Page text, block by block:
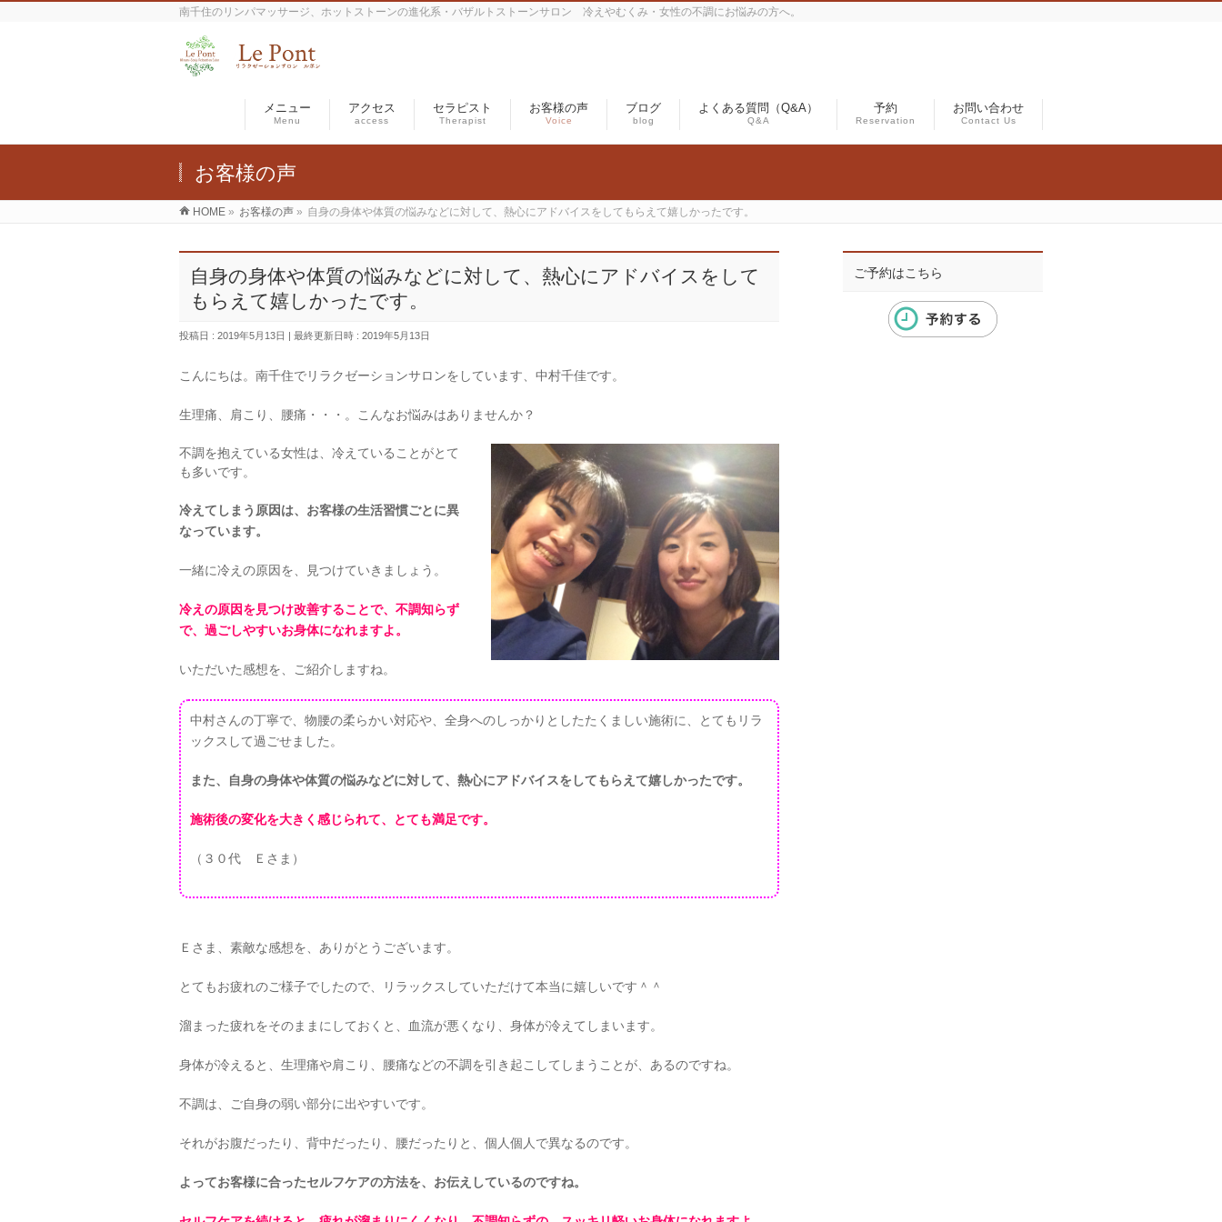
南千住のリンパマッサージ、ホットストーンの進化系・バザルトストーンサロン 冷えやむくみ・女性の不調にお悩みの方へ。
メニュー
Menu
アクセス
access
セラピスト
Therapist
お客様の声
Voice
ブログ
blog
よくある質問（Q&A）
Q&A
予約
Reservation
お問い合わせ
Contact Us
お客様の声
HOME » お客様の声 » 自身の身体や体質の悩みなどに対して、熱心にアドバイスをしてもらえて嬉しかったです。
自身の身体や体質の悩みなどに対して、熱心にアドバイスをして
もらえて嬉しかったです。
投稿日 : 2019年5月13日 最終更新日時 : 2019年5月13日
こんにちは。南千住でリラクゼーションサロンをしています、中村千佳です。
生理痛、肩こり、腰痛・・・。こんなお悩みはありませんか？
不調を抱えている女性は、冷えていることがとて
も多いです。
冷えてしまう原因は、お客様の生活習慣ごとに異
なっています。
一緒に冷えの原因を、見つけていきましょう。
冷えの原因を見つけ改善することで、不調知らず
で、過ごしやすいお身体になれますよ。
いただいた感想を、ご紹介しますね。
中村さんの丁寧で、物腰の柔らかい対応や、全身へのしっかりとしたたくましい施術に、とてもリラ
ックスして過ごせました。
また、自身の身体や体質の悩みなどに対して、熱心にアドバイスをしてもらえて嬉しかったです。
施術後の変化を大きく感じられて、とても満足です。
（３０代 Ｅさま）
Ｅさま、素敵な感想を、ありがとうございます。
とてもお疲れのご様子でしたので、リラックスしていただけて本当に嬉しいです＾＾
溜まった疲れをそのままにしておくと、血流が悪くなり、身体が冷えてしまいます。
身体が冷えると、生理痛や肩こり、腰痛などの不調を引き起こしてしまうことが、あるのですね。
不調は、ご自身の弱い部分に出やすいです。
それがお腹だったり、背中だったり、腰だったりと、個人個人で異なるのです。
よってお客様に合ったセルフケアの方法を、お伝えしているのですね。
ご予約はこちら